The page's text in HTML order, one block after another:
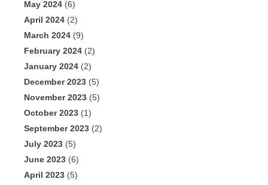
May 2024 (6)
April 2024 (2)
March 2024 (9)
February 2024 (2)
January 2024 (2)
December 2023 (5)
November 2023 (5)
October 2023 (1)
September 2023 (2)
July 2023 (5)
June 2023 (6)
April 2023 (5)